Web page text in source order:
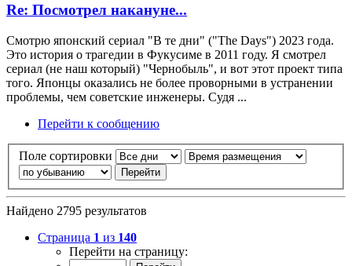
Re: Посмотрел накануне...
Смотрю японский сериал "В те дни" ("The Days") 2023 года.
Это история о трагедии в Фукусиме в 2011 году. Я смотрел
сериал (не наш который) "Чернобыль", и вот этот проект типа
того. Японцы оказались не более проворными в устранении
проблемы, чем советские инженеры. Судя ...
Перейти к сообщению
Поле сортировки
Найдено 2795 результатов
Страница 1 из 140
Перейти на страницу: